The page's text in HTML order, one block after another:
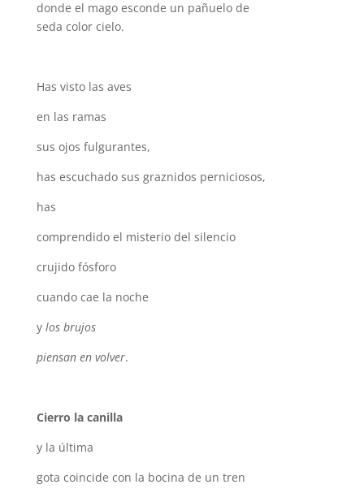
donde el mago esconde un pañuelo de
seda color cielo.
Has visto las aves
en las ramas
sus ojos fulgurantes,
has escuchado sus graznidos perniciosos,
has
comprendido el misterio del silencio
crujido fósforo
cuando cae la noche
y los brujos
piensan en volver.
Cierro la canilla
y la última
gota coincide con la bocina de un tren